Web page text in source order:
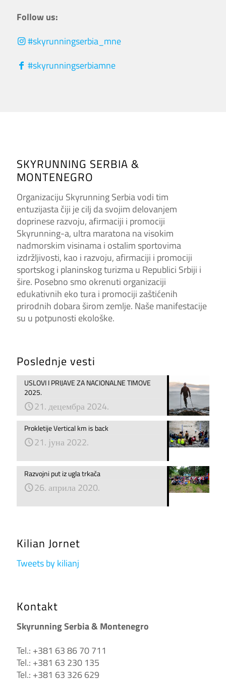
Follow us:
#skyrunningserbia_mne
#skyrunningserbiamne
SKYRUNNING SERBIA &
MONTENEGRO
Organizaciju Skyrunning Serbia vodi tim
entuzijasta čiji je cilj da svojim delovanjem
doprinese razvoju, afirmaciji i promociji
Skyrunning-a, ultra maratona na visokim
nadmorskim visinama i ostalim sportovima
izdržljivosti, kao i razvoju, afirmaciji i promociji
sportskog i planinskog turizma u Republici Srbiji i
šire. Posebno smo okrenuti organizaciji
edukativnih eko tura i promociji zaštićenih
prirodnih dobara širom zemlje. Naše manifestacije
su u potpunosti ekološke.
Poslednje vesti
USLOVI I PRIJAVE ZA NACIONALNE TIMOVE
2025.
21. децембра 2024.
Prokletije Vertical km is back
21. јуна 2022.
Razvojni put iz ugla trkača
26. априла 2020.
Kilian Jornet
Tweets by kilianj
Kontakt
Skyrunning Serbia & Montenegro
Tel.: +381 63 86 70 711
Tel.: +381 63 230 135
Tel.: +381 63 326 629